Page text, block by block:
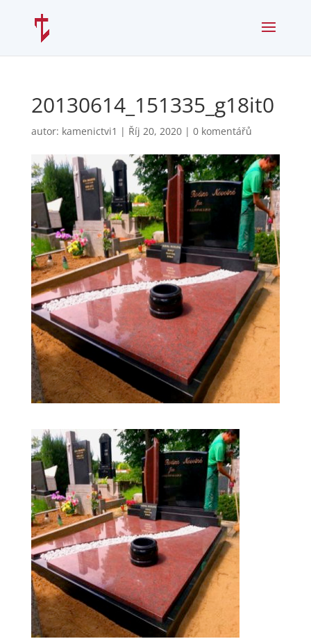
20130614_151335_g18it0
autor: kamenictvi1 | Říj 20, 2020| 0 komentářů